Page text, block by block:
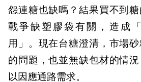
怨連糖也缺嗎？結果買不到
戰爭缺塑膠袋有關，造成
用」。現在台糖澄清，市場
的問題，也並無缺包材的情
以因應通路需求。